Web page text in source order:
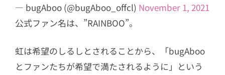
— bugAboo (@bugAboo_offcl) November 1, 2021
公式ファン名は、”RAINBOO”。
虹は希望のしるしとされることから、「bugAboo
とファンたちが希望で満たされるように」という